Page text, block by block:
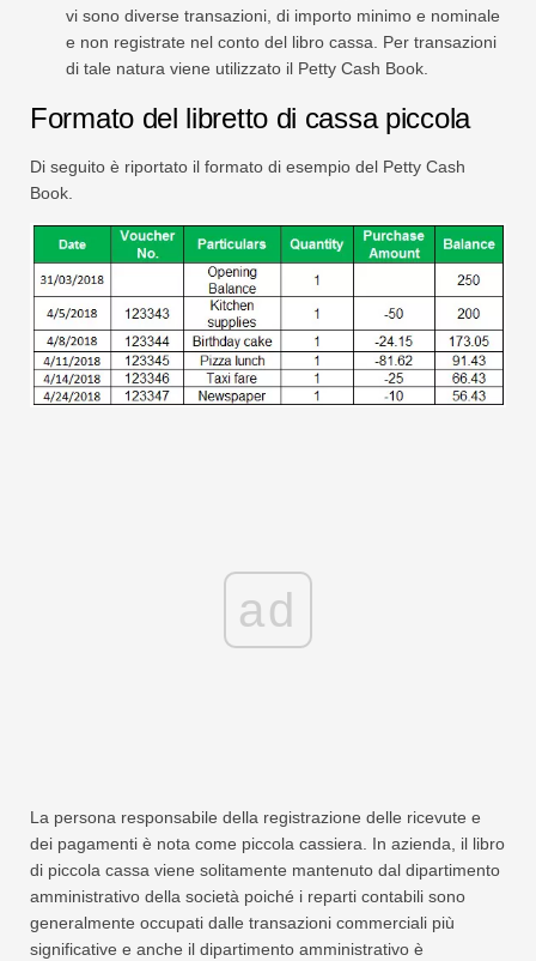
vi sono diverse transazioni, di importo minimo e nominale
e non registrate nel conto del libro cassa. Per transazioni
di tale natura viene utilizzato il Petty Cash Book.
Formato del libretto di cassa piccola
Di seguito è riportato il formato di esempio del Petty Cash
Book.
ad
La persona responsabile della registrazione delle ricevute e
dei pagamenti è nota come piccola cassiera. In azienda, il libro
di piccola cassa viene solitamente mantenuto dal dipartimento
amministrativo della società poiché i reparti contabili sono
generalmente occupati dalle transazioni commerciali più
significative e anche il dipartimento amministrativo è